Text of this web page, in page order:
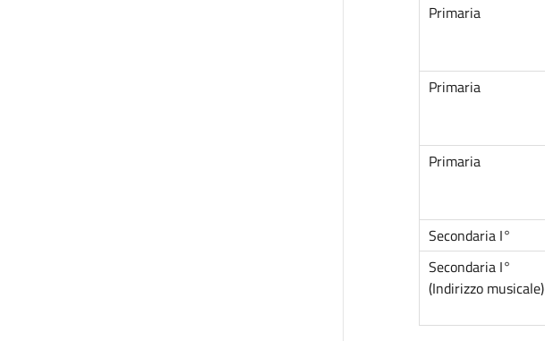
Primaria
Primaria
Primaria
Secondaria I°
Secondaria I°
(Indirizzo musicale)